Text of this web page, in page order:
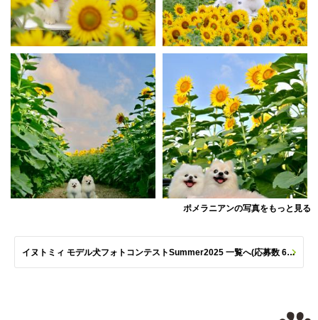
ポメラニアンの写真をもっと見る
イヌトミィ モデル犬フォトコンテストSummer2025 一覧へ(応募数 651枚)